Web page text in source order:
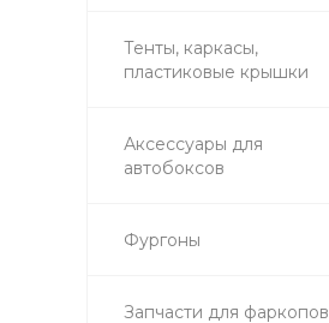
Тенты, каркасы,
пластиковые крышки
Аксессуары для
автобоксов
Фургоны
Запчасти для фаркопов